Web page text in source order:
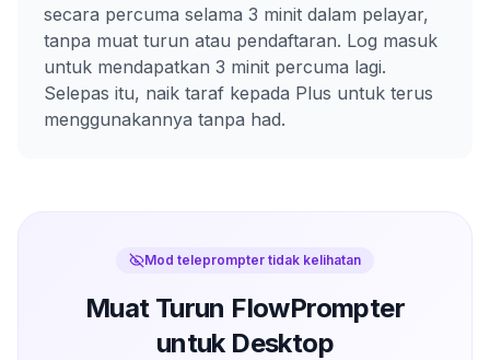
secara percuma selama 3 minit dalam pelayar,
tanpa muat turun atau pendaftaran. Log masuk
untuk mendapatkan 3 minit percuma lagi.
Selepas itu, naik taraf kepada Plus untuk terus
menggunakannya tanpa had.
Mod teleprompter tidak kelihatan
Muat Turun FlowPrompter
untuk Desktop